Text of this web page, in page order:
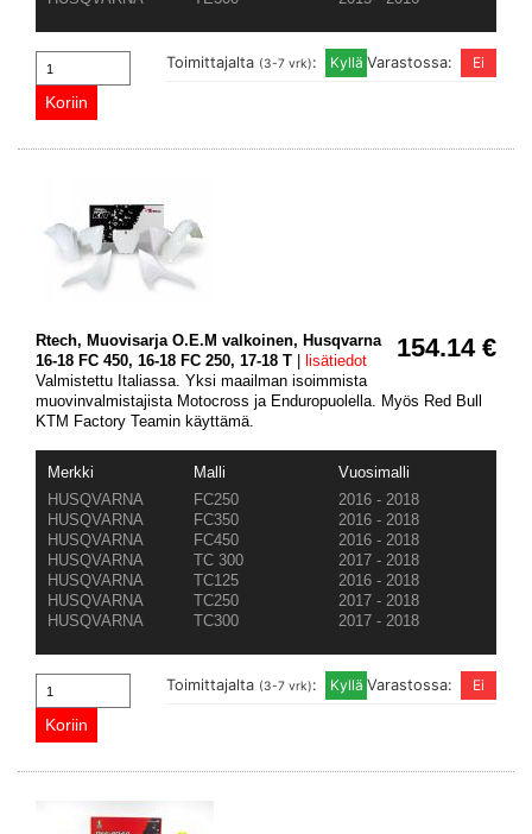
Varastossa:
Toimittajalta (3-7 vrk):
154.14 €
Rtech, Muovisarja O.E.M valkoinen, Husqvarna
16-18 FC 450, 16-18 FC 250, 17-18 T
lisätiedot
Valmistettu Italiassa. Yksi maailman isoimmista
muovinvalmistajista Motocross ja Enduropuolella. Myös Red Bull
KTM Factory Teamin käyttämä.
Merkki Malli
Vuosimalli
HUSQVARNA
FC250
2016 - 2018
HUSQVARNA
FC350
2016 - 2018
HUSQVARNA
FC450
2016 - 2018
HUSQVARNA
TC 300
2017 - 2018
HUSQVARNA
TC125
2016 - 2018
HUSQVARNA
TC250
2017 - 2018
HUSQVARNA
TC300 2017 - 2018
Varastossa:
Toimittajalta (3-7 vrk):